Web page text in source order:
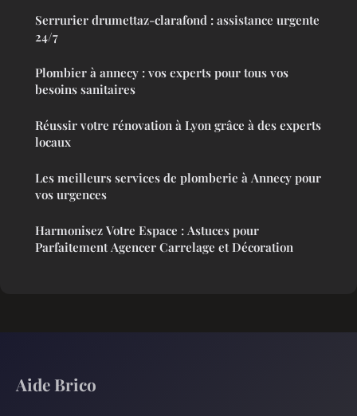
Serrurier drumettaz-clarafond : assistance urgente
24/7
Plombier à annecy : vos experts pour tous vos
besoins sanitaires
Réussir votre rénovation à Lyon grâce à des experts
locaux
Les meilleurs services de plomberie à Annecy pour
vos urgences
Harmonisez Votre Espace : Astuces pour
Parfaitement Agencer Carrelage et Décoration
Aide Brico